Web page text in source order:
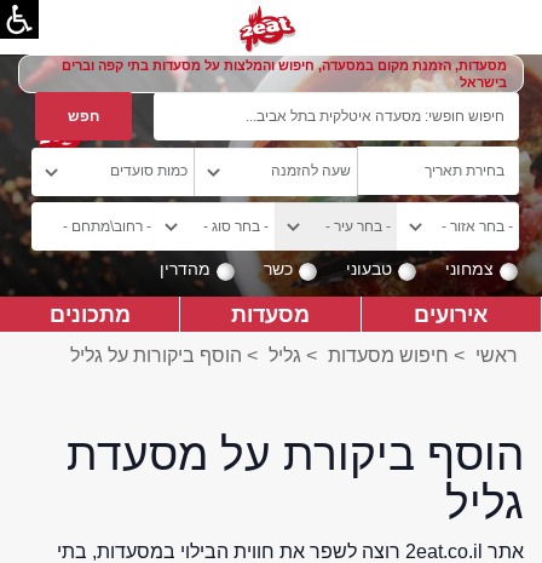
מסעדות, הזמנת מקום במסעדה, חיפוש והמלצות על מסעדות בתי קפה וברים
בישראל
צמחוני טבעוני כשר מהדרין
אירועים מסעדות מתכונים
ראשי > חיפוש מסעדות > גליל > הוסף ביקורות על גליל
הוסף ביקורת על מסעדת
גליל
אתר 2eat.co.il רוצה לשפר את חווית הבילוי במסעדות, בתי